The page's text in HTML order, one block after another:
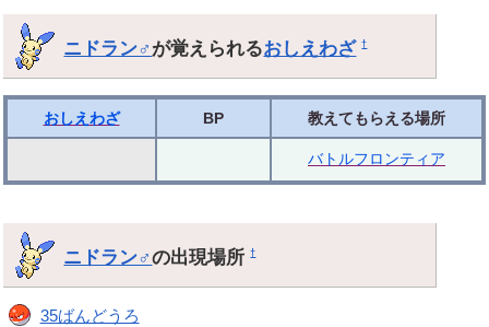
ニドラン♂が覚えられるおしえわざ †
おしえわざ BP 教えてもらえる場所
バトルフロンティア
ニドラン♂の出現場所†
35ばんどうろ